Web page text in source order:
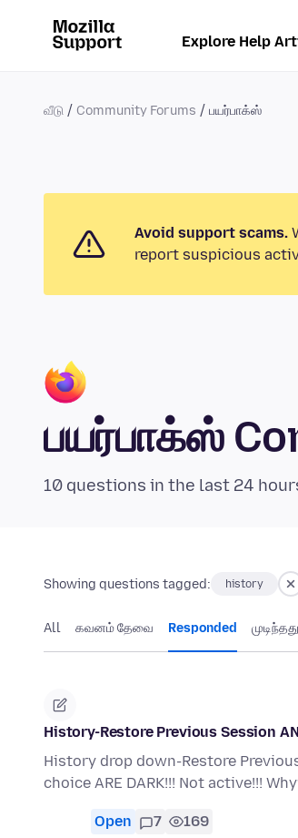
Explore Help
வீடு Community Forums பயர்பாக்ஸ்
Avoid support scams.
report suspicious
பயர்பாக்ஸ்
10 questions in the last 24
Showing questions tagged: history
All கவனம் தேவை Responded முடிந்தது
History-Restore Previous Session
History drop down-Restore
choice ARE DARK!!! Not active!!!
Open 7 169